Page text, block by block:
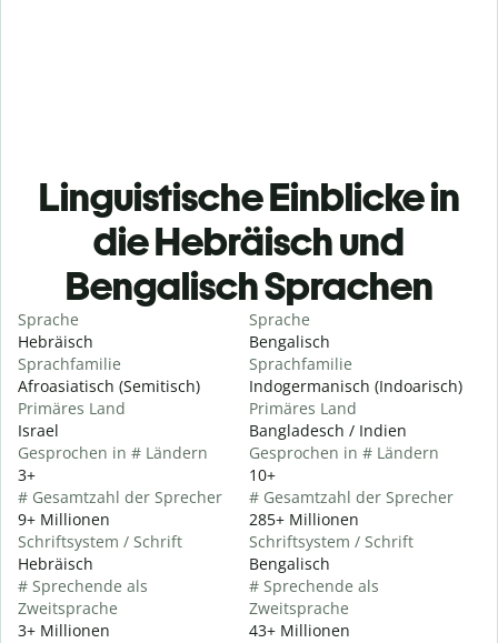
Linguistische Einblicke in
die Hebräisch und
Bengalisch Sprachen
Sprache
Hebräisch
Sprachfamilie
Afroasiatisch (Semitisch)
Primäres Land
Israel
Gesprochen in # Ländern
3+
# Gesamtzahl der Sprecher
9+ Millionen
Schriftsystem / Schrift
Hebräisch
# Sprechende als
Zweitsprache
3+ Millionen
Sprache
Bengalisch
Sprachfamilie
Indogermanisch (Indoarisch)
Primäres Land
Bangladesch / Indien
Gesprochen in # Ländern
10+
# Gesamtzahl der Sprecher
285+ Millionen
Schriftsystem / Schrift
Bengalisch
# Sprechende als
Zweitsprache
43+ Millionen